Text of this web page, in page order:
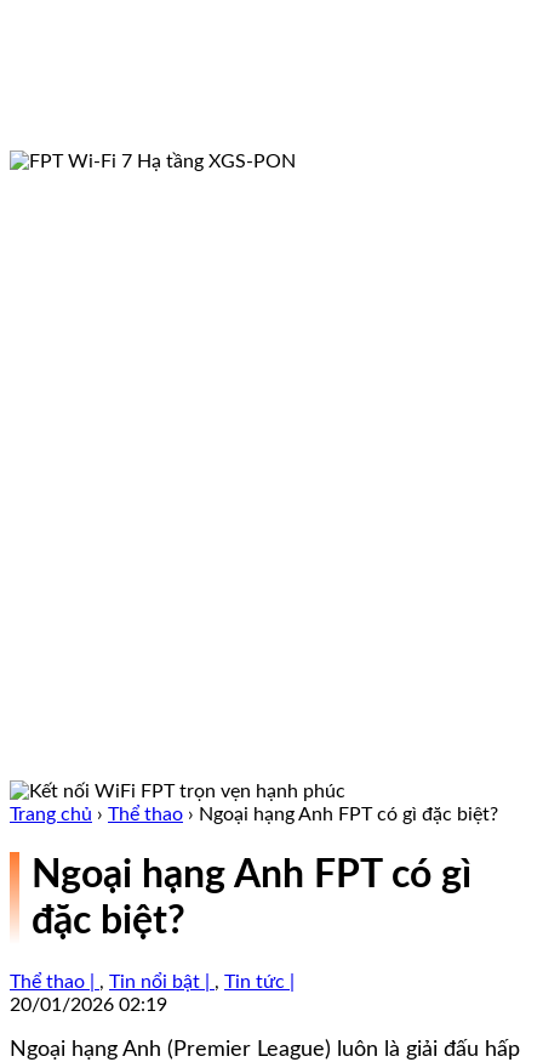
Trang chủ › Thể thao › Ngoại hạng Anh FPT có gì đặc biệt?
Ngoại hạng Anh FPT có gì
đặc biệt?
Thể thao | , Tin nổi bật | , Tin tức |
20/01/2026 02:19
Ngoại hạng Anh (Premier League) luôn là giải đấu hấp